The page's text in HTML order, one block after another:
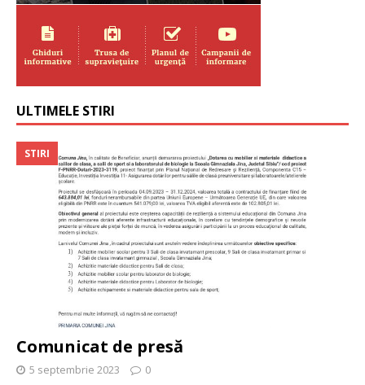
ULTIMELE STIRI
STIRI
Comunicat de presă
5 septembrie 2023 0